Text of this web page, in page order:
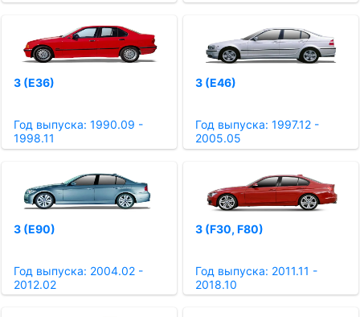
3 (E36)
Год выпуска: 1990.09 -
1998.11
3 (E46)
Год выпуска: 1997.12 -
2005.05
3 (E90)
Год выпуска: 2004.02 -
2012.02
3 (F30, F80)
Год выпуска: 2011.11 -
2018.10